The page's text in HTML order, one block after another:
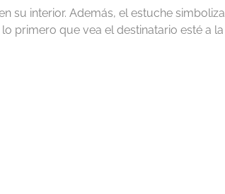
su interior. Además, el estuche simboliza
primero que vea el destinatario esté a la